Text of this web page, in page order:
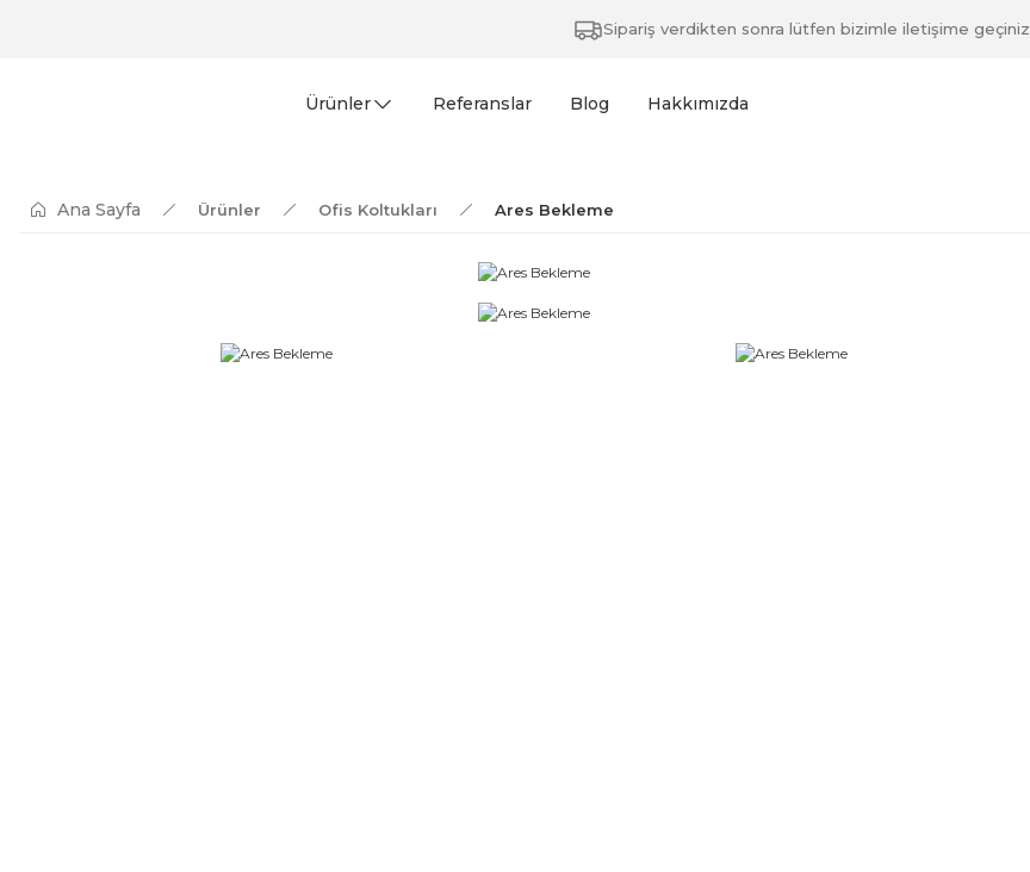
Sipariş verdikten sonra lütfen bizimle iletişime geçiniz
Ürünler Referanslar Blog Hakkımızda
Ana Sayfa Ürünler Ofis Koltukları Ares Bekleme